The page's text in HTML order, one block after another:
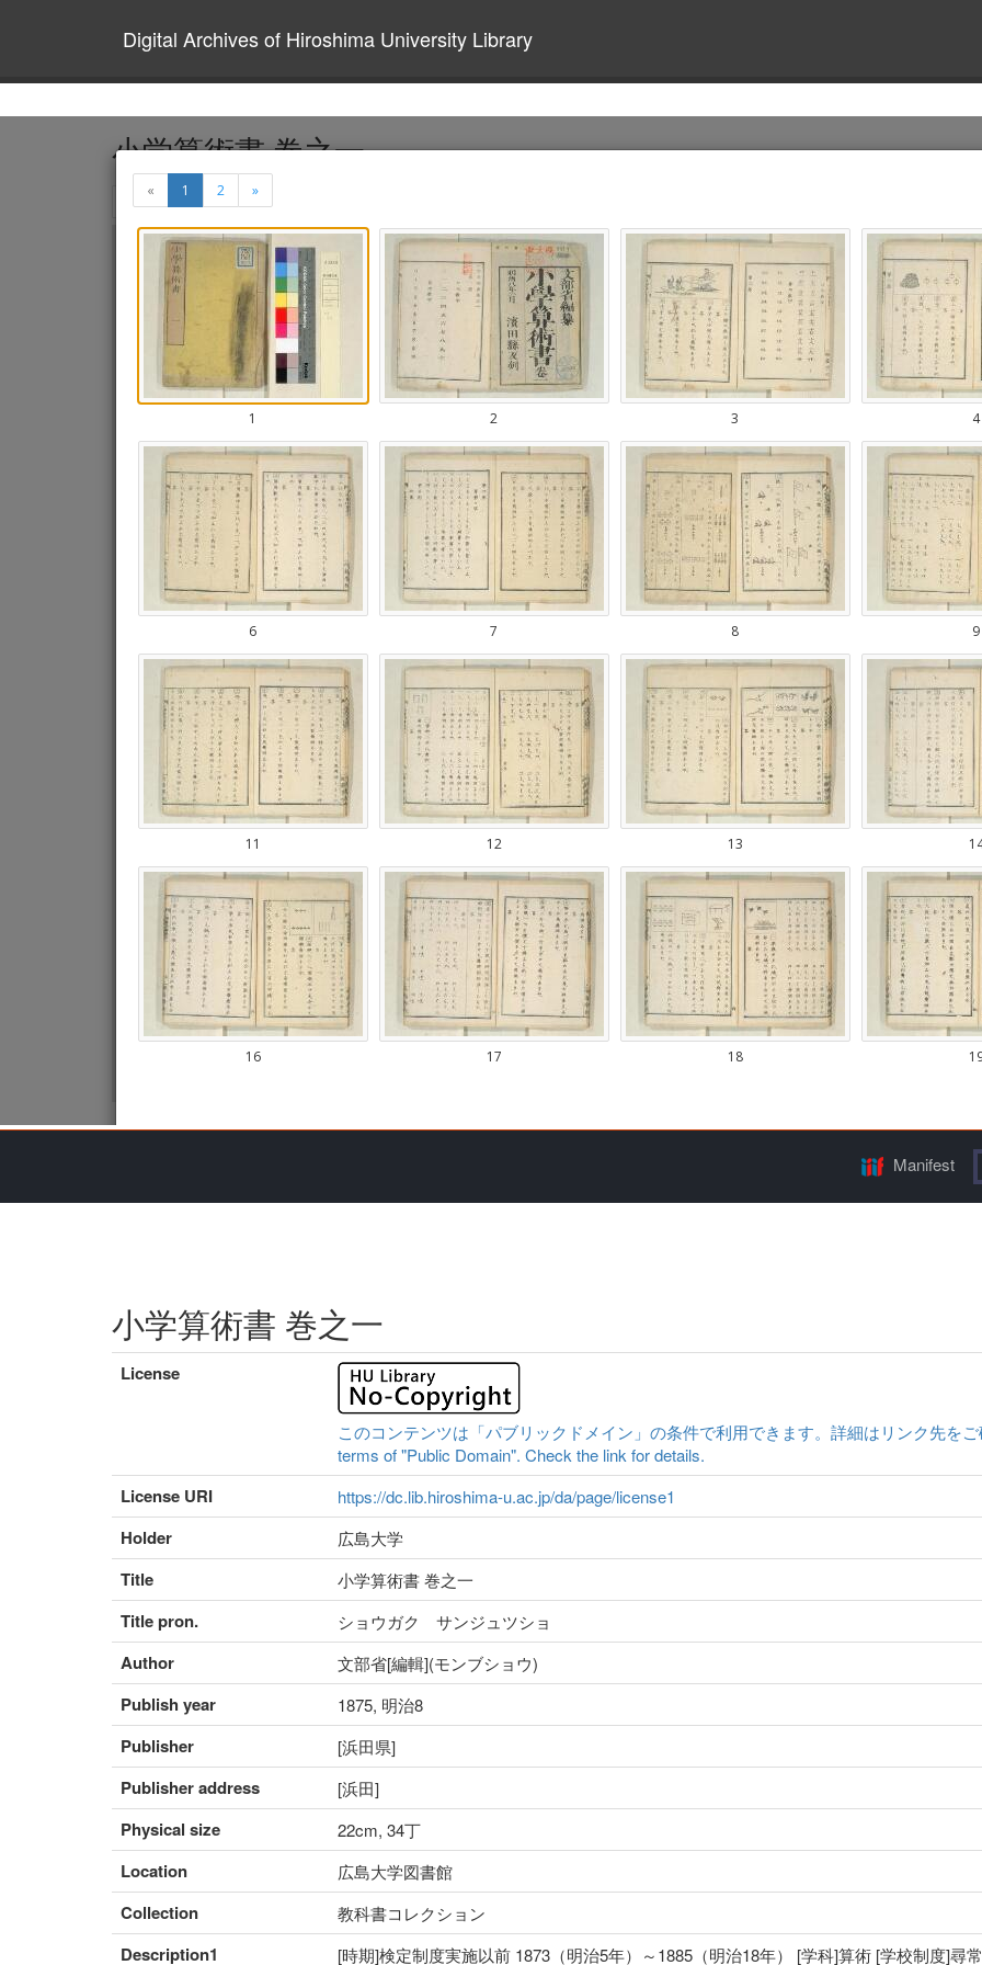
Digital Archives of Hiroshima University Library
Manifest
小学算術書 巻之一
License
このコンテンツは「パブリックドメイン」の条件で利用できます。詳細はリンク先を
terms of "Public Domain". Check the link for details.
License URI https://dc.lib.hiroshima-u.ac.jp/da/page/license1
Holder 広島大学
Title 小学算術書 巻之一
Title pron. ショウガク サンジュツショ
Author 文部省[編輯](モンブショウ)
Publish year 1875, 明治8
Publisher [浜田県]
Publisher address [浜田]
Physical size 22cm, 34丁
Location 広島大学図書館
Collection 教科書コレクション
Description1 [時期]検定制度実施以前 1873（明治5年）～1885（明治18年） [学科]算術 [学校制度]尋